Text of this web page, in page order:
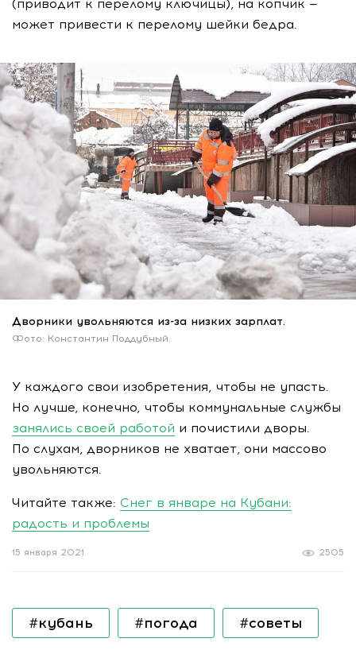
(приводит к перелому ключицы), на копчик —
может привести к перелому шейки бедра.
Дворники увольняются из-за низких зарплат.
Фото: Константин Поддубный.
У каждого свои изобретения, чтобы не упасть.
Но лучше, конечно, чтобы коммунальные службы
занялись своей работой и почистили дворы.
По слухам, дворников не хватает, они массово
увольняются.
Читайте также: Снег в январе на Кубани:
радость и проблемы
2505
15 января 2021
#кубань #погода #советы